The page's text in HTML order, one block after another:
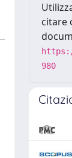
citare
980